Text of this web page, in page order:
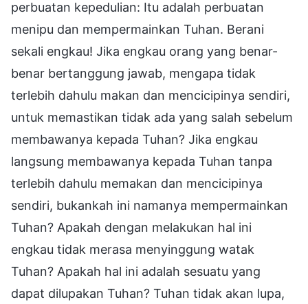
perbuatan kepedulian: Itu adalah perbuatan
menipu dan mempermainkan Tuhan. Berani
sekali engkau! Jika engkau orang yang benar-
benar bertanggung jawab, mengapa tidak
terlebih dahulu makan dan mencicipinya sendiri,
untuk memastikan tidak ada yang salah sebelum
membawanya kepada Tuhan? Jika engkau
langsung membawanya kepada Tuhan tanpa
terlebih dahulu memakan dan mencicipinya
sendiri, bukankah ini namanya mempermainkan
Tuhan? Apakah dengan melakukan hal ini
engkau tidak merasa menyinggung watak
Tuhan? Apakah hal ini adalah sesuatu yang
dapat dilupakan Tuhan? Tuhan tidak akan lupa,